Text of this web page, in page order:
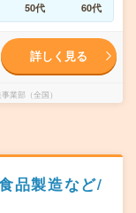
50代 60代
詳しく見る
業部（全国）
品製造など/